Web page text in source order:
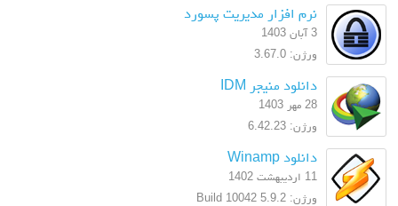
نرم افزار مدیریت پسورد
3 آبان 1403
ورژن: 3.67.0
دانلود منیجر IDM
28 مهر 1403
ورژن: 6.42.23
دانلود Winamp
11 اردیبهشت 1402
ورژن: 5.9.2 Build 10042